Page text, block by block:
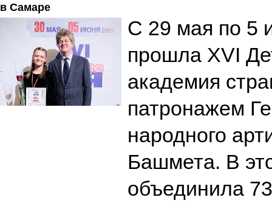
в Самаре
С 29 мая по 5
прошла XVI
академия
патронажем
народного
Башмета. В
объединила